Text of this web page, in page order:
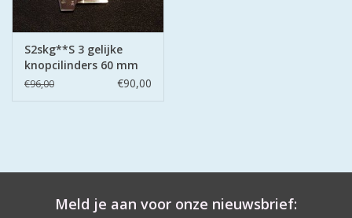
S2skg**S 3 gelijke
knopcilinders 60 mm
30-30
€96,00 €90,00
Meld je aan voor onze nieuwsbrief: